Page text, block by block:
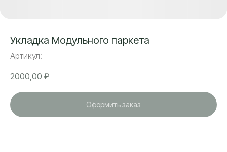
Укладка Модульного паркета
Артикул:
2000,00 ₽
Оформить заказ